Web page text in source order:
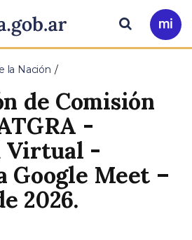
Ir
a
Buscar
la Nación
de Comisión
-
Virtual -
Google Meet –
2026.